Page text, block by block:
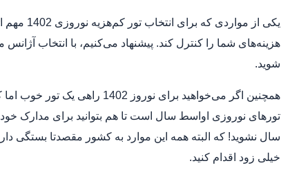
یکی از
هزینه‌های شما را کنترل کند. پیشنهاد می‌کنیم، با انتخاب
شوید.
همچنین اگر می‌خواهید برای
تورهای نوروزی اواسط سال است تا هم بتوانید برای مدارک
سال نشوید! که البته همه این موارد به کشور مقصدتا بستگی
خیلی زود اقدام کنید.